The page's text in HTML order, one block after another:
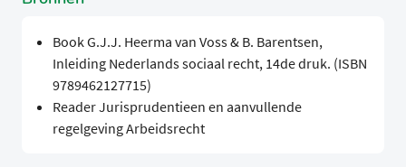
Book G.J.J. Heerma van Voss & B. Barentsen,
Inleiding Nederlands sociaal recht, 14de druk. (ISBN
9789462127715)
Reader Jurisprudentieen en aanvullende
regelgeving Arbeidsrecht